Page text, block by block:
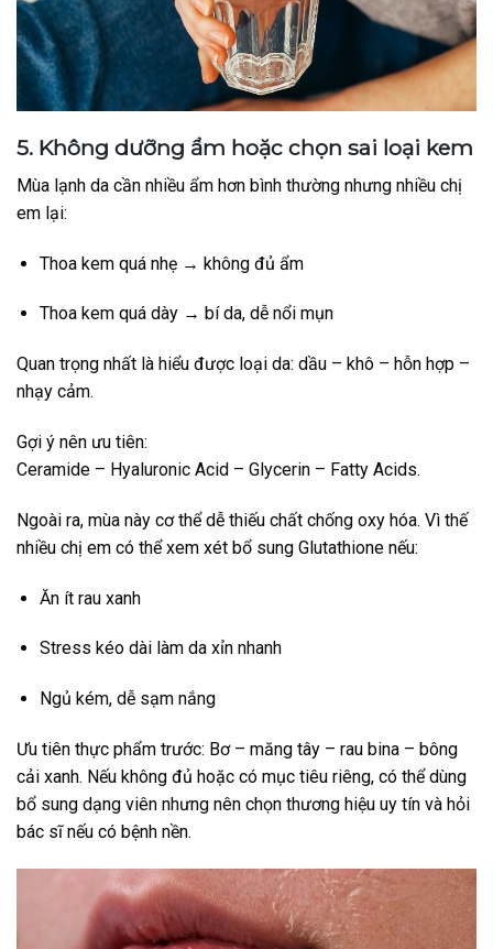
5. Không dưỡng ẩm hoặc chọn sai loại kem
Mùa lạnh da cần nhiều ẩm hơn bình thường nhưng nhiều chị
em lại:
Thoa kem quá nhẹ → không đủ ẩm
Thoa kem quá dày → bí da, dễ nổi mụn
Quan trọng nhất là hiểu được loại da: dầu – khô – hỗn hợp –
nhạy cảm.
Gợi ý nên ưu tiên:
Ceramide – Hyaluronic Acid – Glycerin – Fatty Acids.
Ngoài ra, mùa này cơ thể dễ thiếu chất chống oxy hóa. Vì thế
nhiều chị em có thể xem xét bổ sung Glutathione nếu:
Ăn ít rau xanh
Stress kéo dài làm da xỉn nhanh
Ngủ kém, dễ sạm nắng
Ưu tiên thực phẩm trước: Bơ – măng tây – rau bina – bông
cải xanh. Nếu không đủ hoặc có mục tiêu riêng, có thể dùng
bổ sung dạng viên nhưng nên chọn thương hiệu uy tín và hỏi
bác sĩ nếu có bệnh nền.